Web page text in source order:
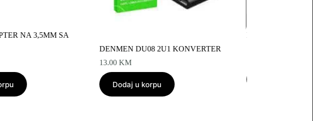
NA 3,5MM SA
DENMEN DU08 2U1 KONVERTER
13.00KM
Dodaj u korpu
IPHONE